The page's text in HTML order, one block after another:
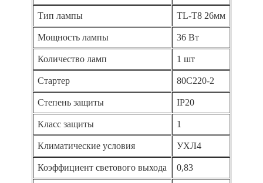
Тип лампы TL-T8 26мм
Мощность лампы 36 Вт
Количество ламп 1 шт
Стартер 80С220-2
Степень защиты IP20
Класс защиты 1
Климатические условия УХЛ4
Коэффициент светового выхода 0,83